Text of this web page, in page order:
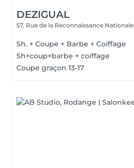
DEZIGUAL
57, Rue de la Reconnaissance Nationale
Sh. + Coupe + Barbe + Coiffage
Sh+coup+barbe + coiffage
Coupe graçon 13-17